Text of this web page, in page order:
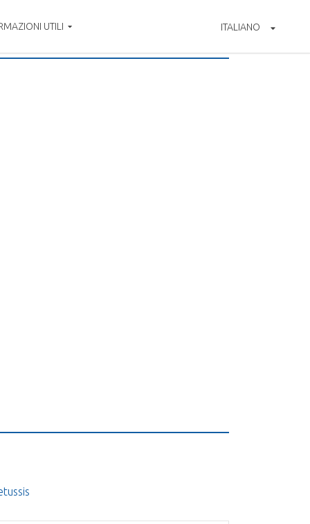
ITALIANO
UTILI